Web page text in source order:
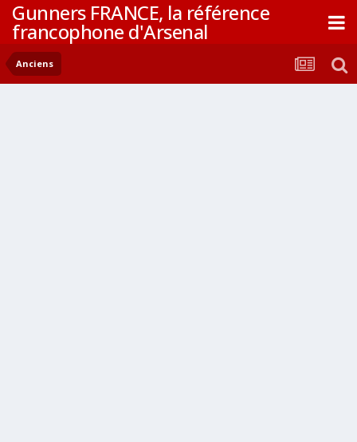
Gunners FRANCE, la référence
francophone d'Arsenal
Anciens